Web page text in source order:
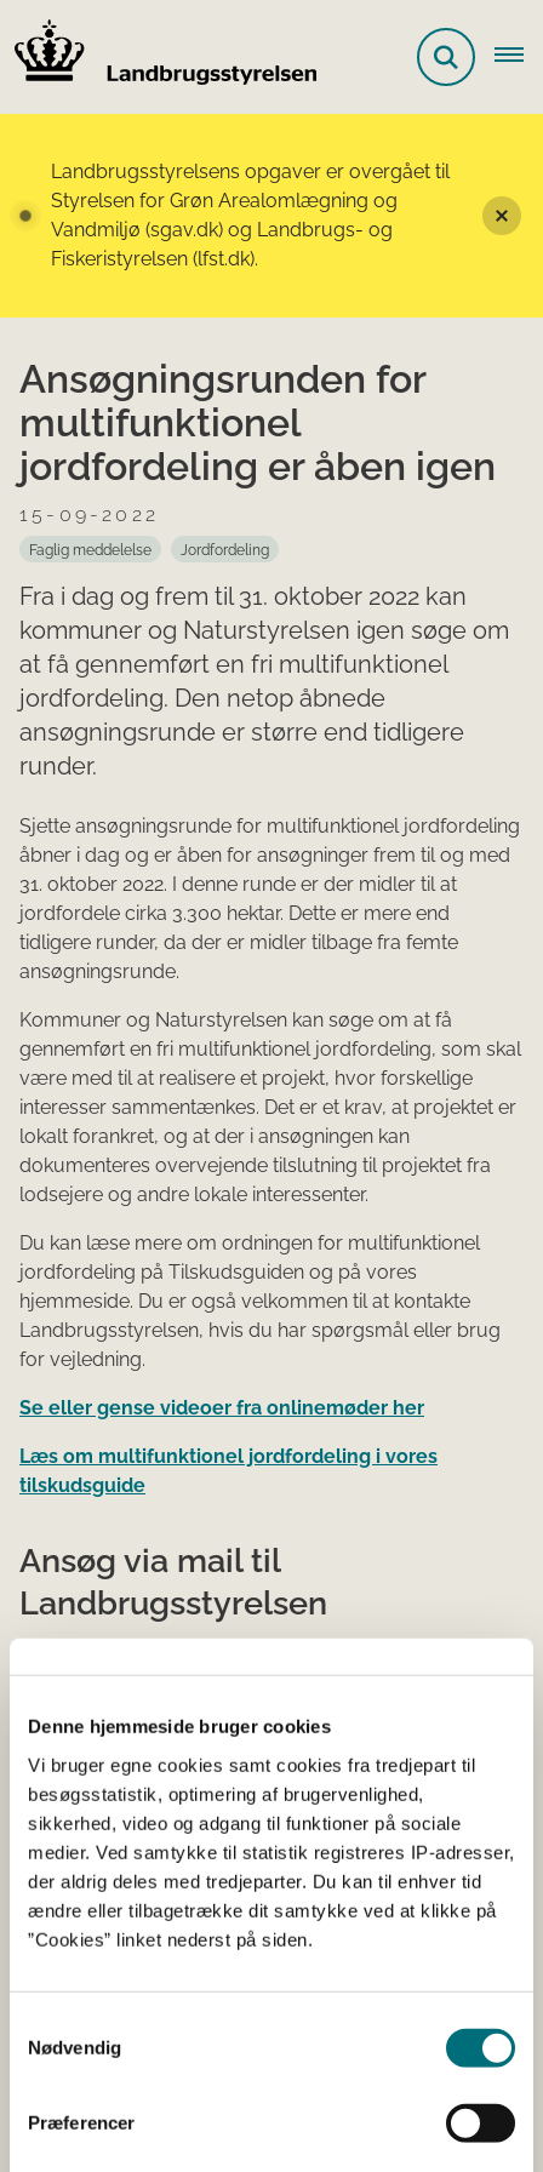
Denne hjemmeside bruger cookies
Vi bruger egne cookies samt cookies fra tredjepart til
besøgsstatistik, optimering af brugervenlighed,
sikkerhed, video og adgang til funktioner på sociale
medier. Ved samtykke til statistik registreres IP-adresser,
der aldrig deles med tredjeparter. Du kan til enhver tid
ændre eller tilbagetrække dit samtykke ved at klikke på
”Cookies” linket nederst på siden.
Nødvendig
Præferencer
Landbrugsstyrelsens opgaver er overgået til
Styrelsen for Grøn Arealomlægning og
Vandmiljø (sgav.dk) og Landbrugs- og
Fiskeristyrelsen (lfst.dk).
Ansøgningsrunden for
multifunktionel
jordfordeling er åben igen
15-09-2022
Faglig meddelelse Jordfordeling
Fra i dag og frem til 31. oktober 2022 kan
kommuner og Naturstyrelsen igen søge om
at få gennemført en fri multifunktionel
jordfordeling. Den netop åbnede
ansøgningsrunde er større end tidligere
runder.
Sjette ansøgningsrunde for multifunktionel jordfordeling
åbner i dag og er åben for ansøgninger frem til og med
31. oktober 2022. I denne runde er der midler til at
jordfordele cirka 3.300 hektar. Dette er mere end
tidligere runder, da der er midler tilbage fra femte
ansøgningsrunde.
Kommuner og Naturstyrelsen kan søge om at få
gennemført en fri multifunktionel jordfordeling, som skal
være med til at realisere et projekt, hvor forskellige
interesser sammentænkes. Det er et krav, at projektet er
lokalt forankret, og at der i ansøgningen kan
dokumenteres overvejende tilslutning til projektet fra
lodsejere og andre lokale interessenter.
Du kan læse mere om ordningen for multifunktionel
jordfordeling på Tilskudsguiden og på vores
hjemmeside. Du er også velkommen til at kontakte
Landbrugsstyrelsen, hvis du har spørgsmål eller brug
for vejledning.
Se eller gense videoer fra onlinemøder her
Læs om multifunktionel jordfordeling i vores
tilskudsguide
Ansøg via mail til
Landbrugsstyrelsen
Tilskudsguiden. I ansøgningen skal du også vedlægge
og i ansøgningsskemaet.
Find ansøgningsskemaet i vores tilskudsguide
Du sender ansøgning og bilag via mail til
naturoglandbrugsudvikling@lbst.dk
senest 31. oktober
2022.
Multifunktionel jordfordeling er i
gang rundt om i landet
Der har indtil videre været fem ansøgningsrunder, hvor
ni projekter har fået endeligt samtykke til en